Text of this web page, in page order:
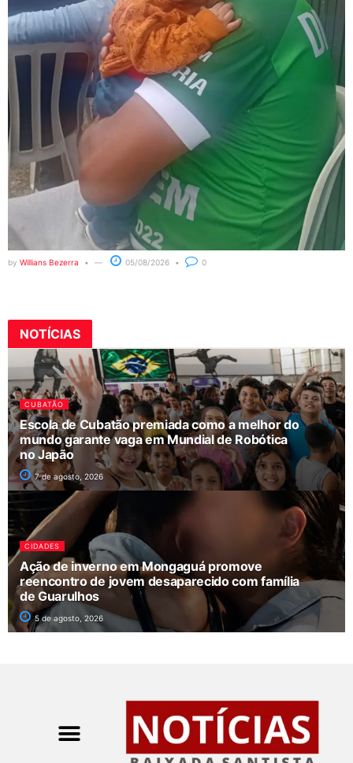
by Willians Bezerra 05/08/2026 0
NOTÍCIAS
CUBATÃO
Escola de Cubatão premiada como a melhor do
mundo garante vaga em Mundial de Robótica
no Japão
7 de agosto, 2026
CIDADES
Ação de inverno em Mongaguá promove
reencontro de jovem desaparecido com família
de Guarulhos
5 de agosto, 2026